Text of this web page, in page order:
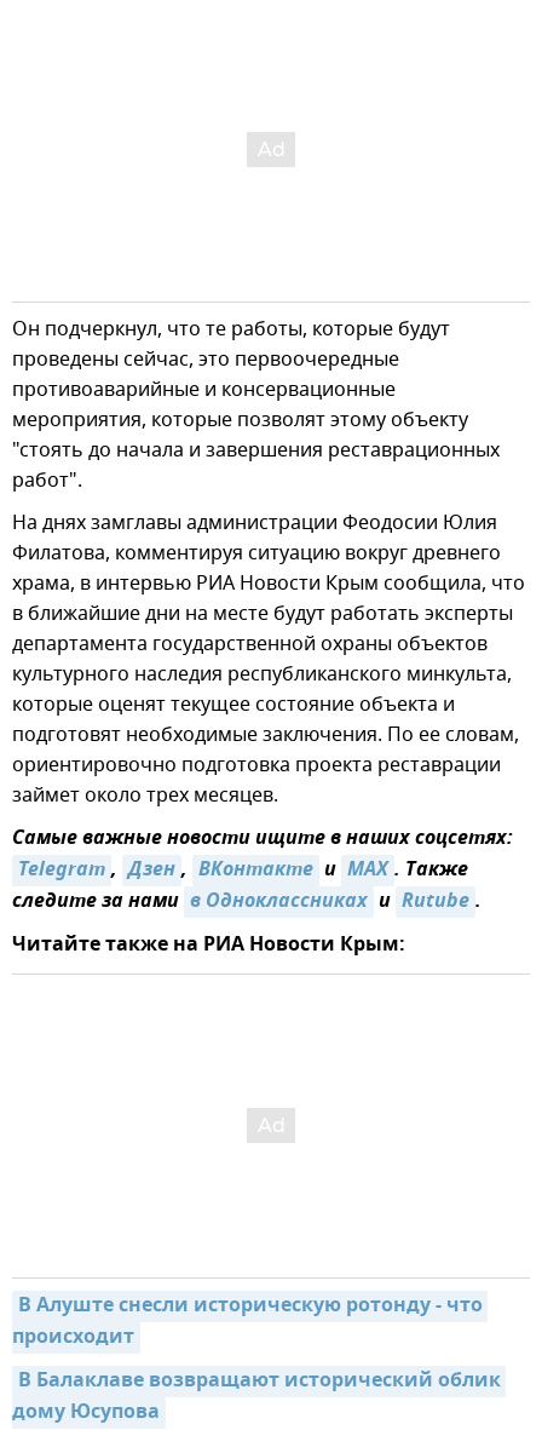
Он подчеркнул, что те работы, которые будут
проведены сейчас, это первоочередные
противоаварийные и консервационные
мероприятия, которые позволят этому объекту
"стоять до начала и завершения реставрационных
работ".
На днях замглавы администрации Феодосии Юлия
Филатова, комментируя ситуацию вокруг древнего
храма, в интервью РИА Новости Крым сообщила, что
в ближайшие дни на месте будут работать эксперты
департамента государственной охраны объектов
культурного наследия республиканского минкульта,
которые оценят текущее состояние объекта и
подготовят необходимые заключения. По ее словам,
ориентировочно подготовка проекта реставрации
займет около трех месяцев.
Самые важные новости ищите в наших соцсетях:
Telegram, Дзен, ВКонтакте и MAX. Также
следите за нами в Одноклассниках и Rutube.
Читайте также на РИА Новости Крым:
В Алуште снесли историческую ротонду - что
происходит
В Балаклаве возвращают исторический облик
дому Юсупова